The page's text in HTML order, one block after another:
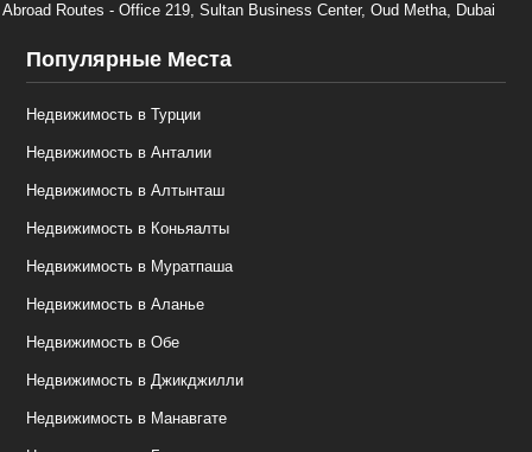
Abroad Routes - Office 219, Sultan Business Center, Oud Metha, Dubai
Популярные Места
Недвижимость в Турции
Недвижимость в Анталии
Недвижимость в Алтынташ
Недвижимость в Коньяалты
Недвижимость в Муратпаша
Недвижимость в Аланье
Недвижимость в Обе
Недвижимость в Джикджилли
Недвижимость в Манавгате